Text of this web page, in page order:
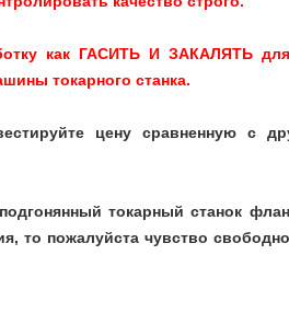
как ГАСИТЬ И ЗАКАЛЯТЬ
токарного станка.
цену сравненную с
токарный станок
то пожалуйста чувство